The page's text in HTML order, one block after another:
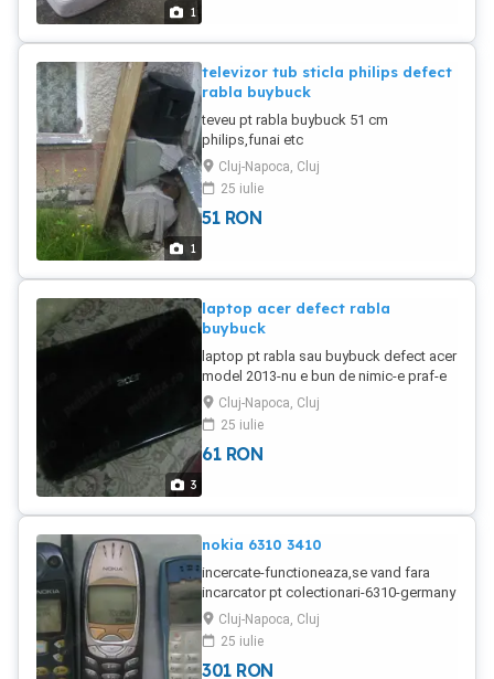
1
1
televizor tub sticla philips defect
rabla buybuck
teveu pt rabla buybuck 51 cm
philips,funai etc
Cluj-Napoca, Cluj
25 iulie
51 RON
3
laptop acer defect rabla
buybuck
laptop pt rabla sau buybuck defect acer
model 2013-nu e bun de nimic-e praf-e
ars .fara incarcator,optic9din10
Cluj-Napoca, Cluj
25 iulie
61 RON
nokia 6310 3410
incercate-functioneaza,se vand fara
incarcator pt colectionari-6310-germany
la300 si celalalt la o suta
Cluj-Napoca, Cluj
25 iulie
301 RON